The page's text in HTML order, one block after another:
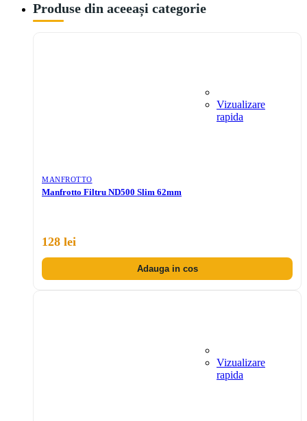
Produse din aceeași categorie
Vizualizare
rapida
MANFROTTO
Manfrotto Filtru ND500 Slim 62mm
128 lei
Adauga in cos
Vizualizare
rapida